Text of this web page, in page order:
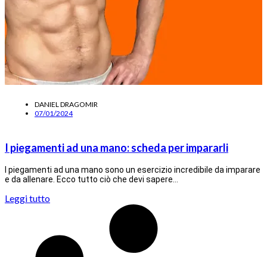
DANIEL DRAGOMIR
07/01/2024
I piegamenti ad una mano: scheda per impararli
I piegamenti ad una mano sono un esercizio incredibile da imparare
e da allenare. Ecco tutto ciò che devi sapere…
Leggi tutto